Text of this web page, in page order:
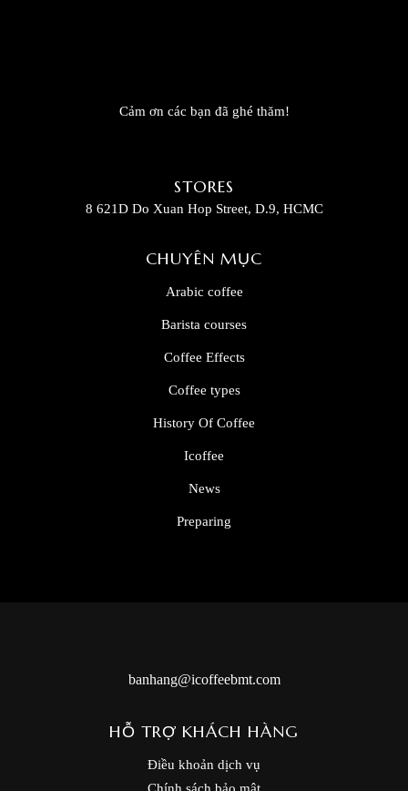
Cảm ơn các bạn đã ghé thăm!
STORES
8 621D Do Xuan Hop Street, D.9, HCMC
CHUYÊN MỤC
Arabic coffee
Barista courses
Coffee Effects
Coffee types
History Of Coffee
Icoffee
News
Preparing
banhang@icoffeebmt.com
HỖ TRỢ KHÁCH HÀNG
Điều khoản dịch vụ
Chính sách bảo mật